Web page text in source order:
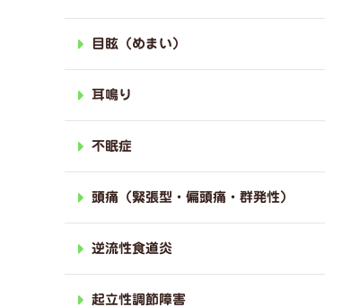
目眩（めまい）
耳鳴り
不眠症
頭痛（緊張型・偏頭痛・群発性）
逆流性食道炎
起立性調節障害